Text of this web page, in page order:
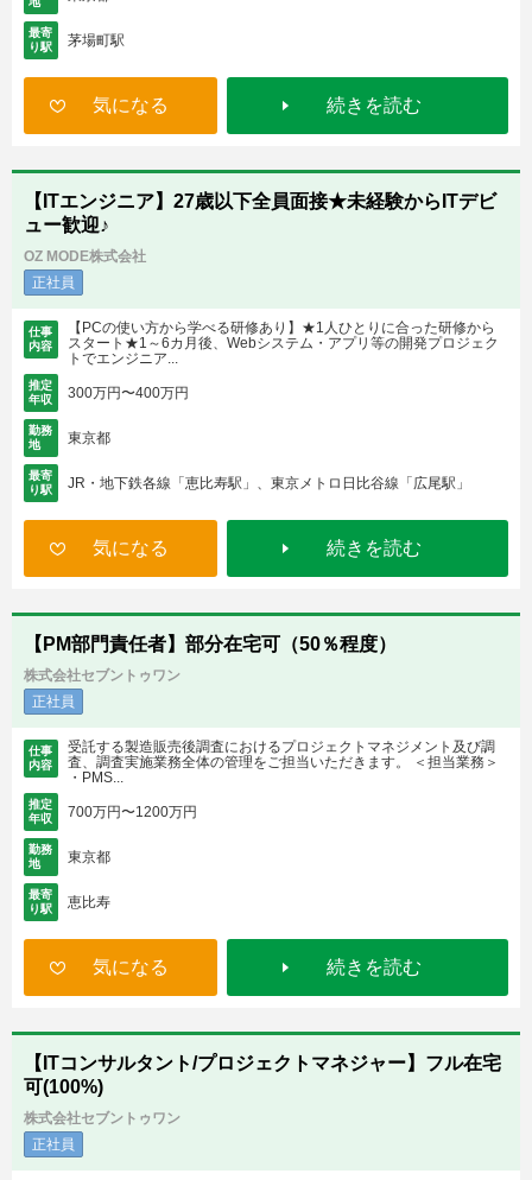
最寄
り駅
茅場町駅
気になる 続きを読む
【ITエンジニア】27歳以下全員面接★未経験からITデビ
ュー歓迎♪
OZ MODE株式会社
正社員
仕事
内容
【PCの使い方から学べる研修あり】★1人ひとりに合った研修から
スタート★1～6カ月後、Webシステム・アプリ等の開発プロジェク
トでエンジニア...
推定
年収
300万円〜400万円
勤務
地
東京都
最寄
り駅
JR・地下鉄各線「恵比寿駅」、東京メトロ日比谷線「広尾駅」
気になる 続きを読む
【PM部門責任者】部分在宅可（50％程度）
株式会社セブントゥワン
正社員
仕事
内容
受託する製造販売後調査におけるプロジェクトマネジメント及び調
査、調査実施業務全体の管理をご担当いただきます。 ＜担当業務＞
・PMS...
推定
年収
700万円〜1200万円
勤務
地
東京都
最寄
り駅
恵比寿
気になる 続きを読む
【ITコンサルタント/プロジェクトマネジャー】フル在宅
可(100%)
株式会社セブントゥワン
正社員